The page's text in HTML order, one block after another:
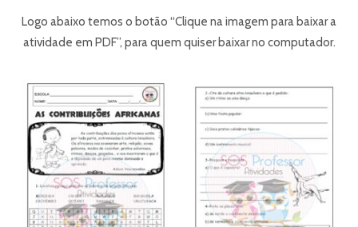
Logo abaixo temos o botão “Clique na imagem para baixar a
atividade em PDF”, para quem quiser baixar no computador.